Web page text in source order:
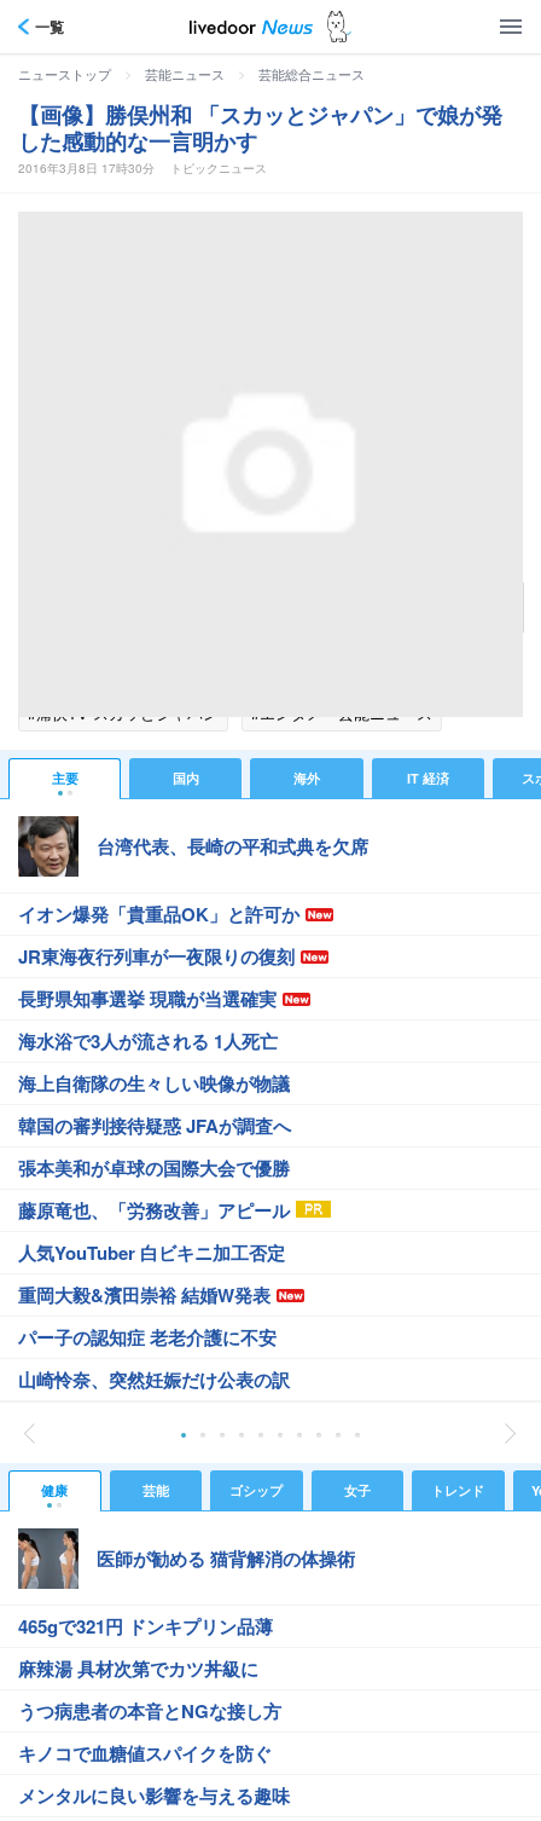
一覧
ニューストップ > 芸能ニュース > 芸能総合ニュース
【画像】勝俣州和 「スカッとジャパン」で娘が発
した感動的な一言明かす
2016年3月8日 17時30分 トピックニュース
#痛快TV スカッとジャパン
#エンタメ・芸能ニュース
主要 国内 海外 IT 経済 ス
台湾代表、長崎の平和式典を欠席
イオン爆発「貴重品OK」と許可か
JR東海夜行列車が一夜限りの復刻
長野県知事選挙 現職が当選確実
海水浴で3人が流される 1人死亡
海上自衛隊の生々しい映像が物議
韓国の審判接待疑惑 JFAが調査へ
張本美和が卓球の国際大会で優勝
藤原竜也、「労務改善」アピール
人気YouTuber 白ビキニ加工否定
重岡大毅&濱田崇裕 結婚W発表
パー子の認知症 老老介護に不安
山崎怜奈、突然妊娠だけ公表の訳
健康 芸能 ゴシップ 女子 トレンド
医師が勧める 猫背解消の体操術
465gで321円 ドンキプリン品薄
麻辣湯 具材次第でカツ丼級に
うつ病患者の本音とNGな接し方
キノコで血糖値スパイクを防ぐ
メンタルに良い影響を与える趣味